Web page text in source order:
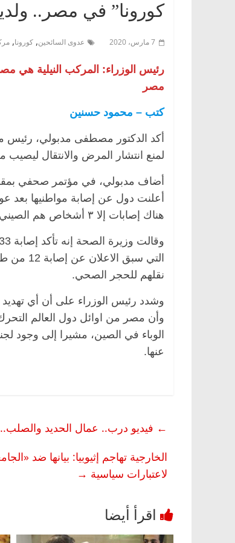
كورونا” في مصر.. ولدينا 3 مصابين فقط
7 مارس، 2020 عدوى السائحين, كورونا,
رئيس الوزراء: المركب النيلية هي
مصر
كتب – محمود حسنين
أكد الدكتور مصطفى مدبولي، رئيس
لمنع انتشار المرض والانتقال ليصيب
أضاف مدبولي، في مؤتمر صحفي
أعلنت دول عن إصابة مواطنيها بعد
هناك إصابات إلا ٣ أشخاص هم الصيني والكندي والمصري العائد من الخارج.
نقلهم للحجر الصحي.
وشدد رئيس الوزراء على أن أي تهديد
وأن مصر من اوائل دول العالم
الوباء في الصين، مشيرا إلى وجود
عنها.
← فيديو درب.. عمال الحديد
الخارجية تهاجم إثيوبيا: بيانها ضد
لاعتبارات سياسية →
في ذكرى رحيله..
قانوني دافع عن
للحرية (بروفايل)
فاروق.. خبير اقتصادي
ميلاده وحيداً على أبواب